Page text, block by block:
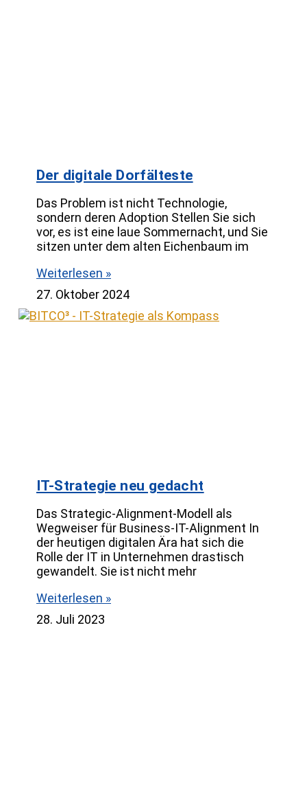
Der digitale Dorfälteste
Das Problem ist nicht Technologie,
sondern deren Adoption Stellen Sie sich
vor, es ist eine laue Sommernacht, und Sie
sitzen unter dem alten Eichenbaum im
Weiterlesen »
27. Oktober 2024
IT-Strategie neu gedacht
Das Strategic-Alignment-Modell als
Wegweiser für Business-IT-Alignment In
der heutigen digitalen Ära hat sich die
Rolle der IT in Unternehmen drastisch
gewandelt. Sie ist nicht mehr
Weiterlesen »
28. Juli 2023